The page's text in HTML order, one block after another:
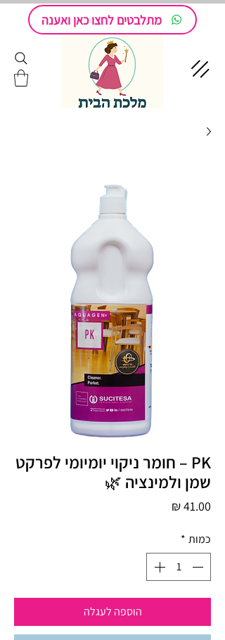
מתלבטים לחצו כאן ואענה
PK – חומר ניקוי יומיומי לפרקט
שמן ולמינציה 🌿
כמות *
הוספה לעגלה